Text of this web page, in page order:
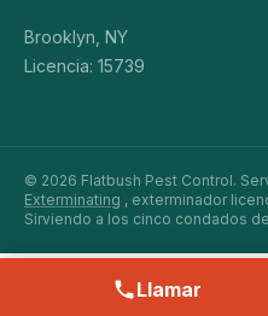
Brooklyn, NY
Licencia: 15739
© 2026 Flatbush Pest Control.
Exterminating , exterminador
Sirviendo a los cinco condados
Llamar